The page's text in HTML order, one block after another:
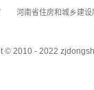
河南省住房和城乡建设
© 2010 - 2022